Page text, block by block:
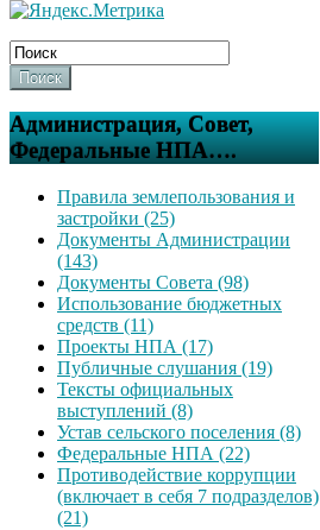
Поиск
Администрация, Совет,
Федеральные НПА….
Правила землепользования и
застройки (25)
Документы Администрации
(143)
Документы Совета (98)
Использование бюджетных
средств (11)
Проекты НПА (17)
Публичные слушания (19)
Тексты официальных
выступлений (8)
Устав сельского поселения (8)
Федеральные НПА (22)
Противодействие коррупции
(включает в себя 7 подразделов)
(21)